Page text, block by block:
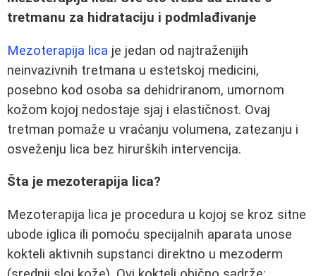
tretmanu za hidrataciju i podmlađivanje
Mezoterapija lica je jedan od najtraženijih
neinvazivnih tretmana u estetskoj medicini,
posebno kod osoba sa dehidriranom, umornom
kožom kojoj nedostaje sjaj i elastičnost. Ovaj
tretman pomaže u vraćanju volumena, zatezanju i
osveženju lica bez hirurških intervencija.
Šta je mezoterapija lica?
Mezoterapija lica je procedura u kojoj se kroz sitne
ubode iglica ili pomoću specijalnih aparata unose
kokteli aktivnih supstanci direktno u mezoderm